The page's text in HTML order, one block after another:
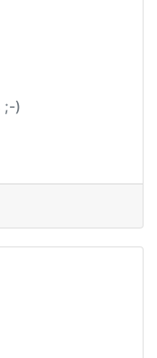
;-)